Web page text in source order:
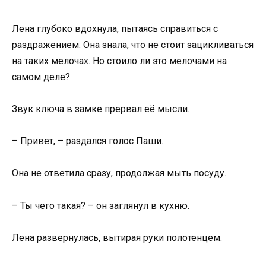
Лена глубоко вдохнула, пытаясь справиться с
раздражением. Она знала, что не стоит зацикливаться
на таких мелочах. Но стоило ли это мелочами на
самом деле?
Звук ключа в замке прервал её мысли.
– Привет, – раздался голос Паши.
Она не ответила сразу, продолжая мыть посуду.
– Ты чего такая? – он заглянул в кухню.
Лена развернулась, вытирая руки полотенцем.